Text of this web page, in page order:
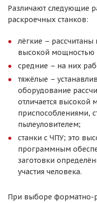
Различают следующие
раскроечных станков:
лёгкие – рассчитаны
высокой мощностью
средние – на них
тяжёлые –
оборудование
отличается
приспособлениями,
пылеуловителем;
станки с ЧПУ; это
программным
заготовки
участия человека.
При выборе форматно-